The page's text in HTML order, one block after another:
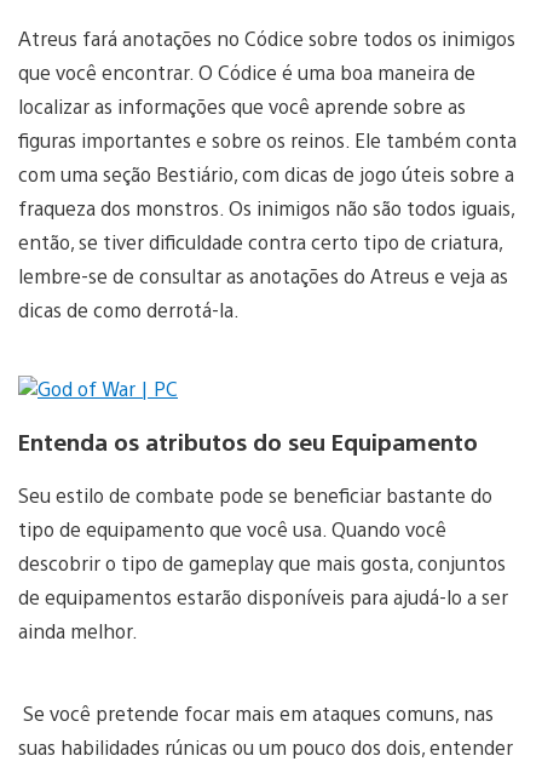
Atreus fará anotações no Códice sobre todos os inimigos
que você encontrar. O Códice é uma boa maneira de
localizar as informações que você aprende sobre as
figuras importantes e sobre os reinos. Ele também conta
com uma seção Bestiário, com dicas de jogo úteis sobre a
fraqueza dos monstros. Os inimigos não são todos iguais,
então, se tiver dificuldade contra certo tipo de criatura,
lembre-se de consultar as anotações do Atreus e veja as
dicas de como derrotá-la.
Entenda os atributos do seu Equipamento
Seu estilo de combate pode se beneficiar bastante do
tipo de equipamento que você usa. Quando você
descobrir o tipo de gameplay que mais gosta, conjuntos
de equipamentos estarão disponíveis para ajudá-lo a ser
ainda melhor.
Se você pretende focar mais em ataques comuns, nas
suas habilidades rúnicas ou um pouco dos dois, entender